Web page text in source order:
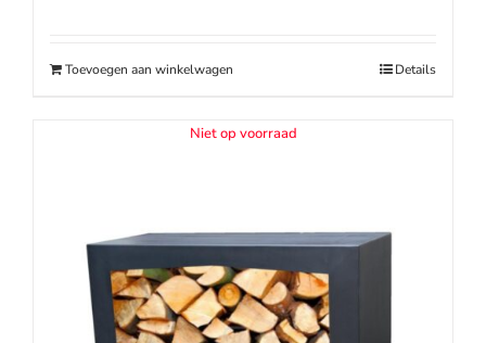
Toevoegen aan winkelwagen Details
Niet op voorraad